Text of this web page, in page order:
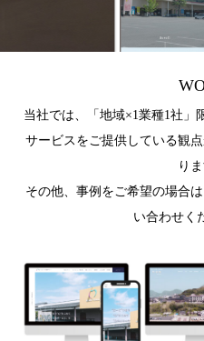
当社では、「地域×1業種1社」
サービスをご提供している観
りま
その他、事例をご希望の場合
い合わせく